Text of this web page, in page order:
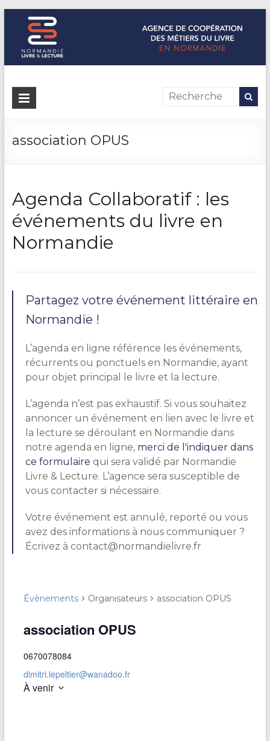
Normandie Livre & Lecture
L'agence de coopération des métiers du livre en Normandie
association OPUS
Agenda Collaboratif : les
événements du livre en
Normandie
Partagez votre événement littéraire en
Normandie !
L’agenda en ligne référence les événements,
récurrents ou ponctuels en Normandie, ayant
pour objet principal le livre et la lecture.
L’agenda n’est pas exhaustif. Si vous souhaitez
annoncer un événement en lien avec le livre et
la lecture se déroulant en Normandie dans
notre agenda en ligne, merci de l'indiquer dans
ce formulaire qui sera validé par Normandie
Livre & Lecture. L’agence sera susceptible de
vous contacter si nécessaire.
Votre événement est annulé, reporté ou vous
avez des informations à nous communiquer ?
Écrivez à contact@normandielivre.fr
Évènements Organisateurs association OPUS
association OPUS
0670078084
dimitri.lepeltier@wanadoo.fr
À venir